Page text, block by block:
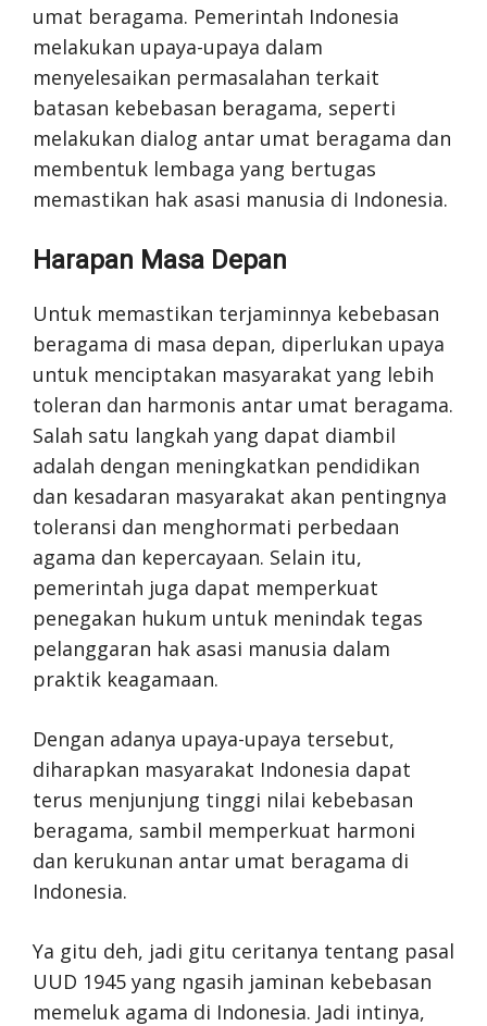
umat beragama. Pemerintah Indonesia
melakukan upaya-upaya dalam
menyelesaikan permasalahan terkait
batasan kebebasan beragama, seperti
melakukan dialog antar umat beragama dan
membentuk lembaga yang bertugas
memastikan hak asasi manusia di Indonesia.
Harapan Masa Depan
Untuk memastikan terjaminnya kebebasan
beragama di masa depan, diperlukan upaya
untuk menciptakan masyarakat yang lebih
toleran dan harmonis antar umat beragama.
Salah satu langkah yang dapat diambil
adalah dengan meningkatkan pendidikan
dan kesadaran masyarakat akan pentingnya
toleransi dan menghormati perbedaan
agama dan kepercayaan. Selain itu,
pemerintah juga dapat memperkuat
penegakan hukum untuk menindak tegas
pelanggaran hak asasi manusia dalam
praktik keagamaan.
Dengan adanya upaya-upaya tersebut,
diharapkan masyarakat Indonesia dapat
terus menjunjung tinggi nilai kebebasan
beragama, sambil memperkuat harmoni
dan kerukunan antar umat beragama di
Indonesia.
Ya gitu deh, jadi gitu ceritanya tentang pasal
UUD 1945 yang ngasih jaminan kebebasan
memeluk agama di Indonesia. Jadi intinya,